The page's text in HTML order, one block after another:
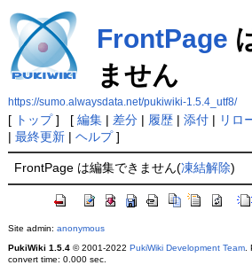
FrontPage
ません
https://sumo.alwaysdata.net/pukiwiki-1.5.4_utf8/
[ トップ] [ 編集| 差分| 履歴| 添付| リロ
| 最終更新| ヘルプ]
FrontPage は編集できません(凍結解除)
Site admin: anonymous
PukiWiki 1.5.4© 2001-2022 PukiWiki Development Team.
convert time: 0.000 sec.